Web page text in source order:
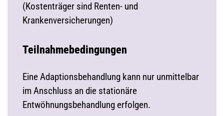
(Kostenträger sind Renten- und
Krankenversicherungen)
Teilnahmebedingungen
Eine Adaptionsbehandlung kann nur unmittelbar
im Anschluss an die stationäre
Entwöhnungsbehandlung erfolgen.